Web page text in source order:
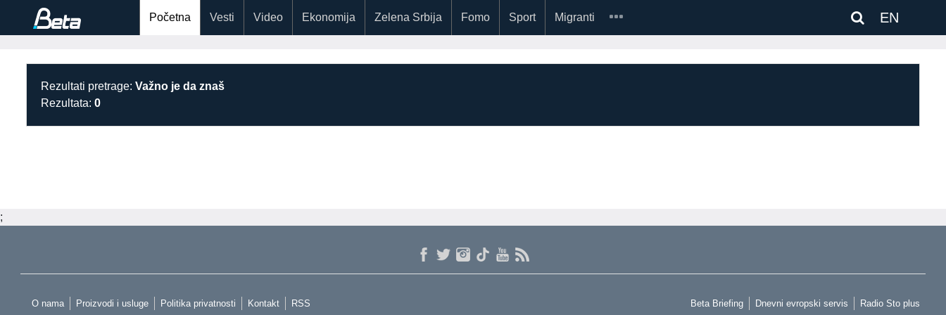
EN
Početna Vesti Video Ekonomija Zelena Srbija Fomo Sport Migranti
Rezultati pretrage: Važno je da znaš
Rezultata: 0
;
O nama Proizvodi i usluge Politika privatnosti Kontakt RSS Beta Briefing Dnevni evropski servis Radio Sto plus